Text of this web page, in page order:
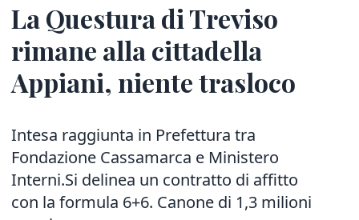
La Questura di Treviso
rimane alla cittadella
Appiani, niente trasloco
Intesa raggiunta in Prefettura tra
Fondazione Cassamarca e Ministero
Interni.Si delinea un contratto di affitto
con la formula 6+6. Canone di 1,3 milioni